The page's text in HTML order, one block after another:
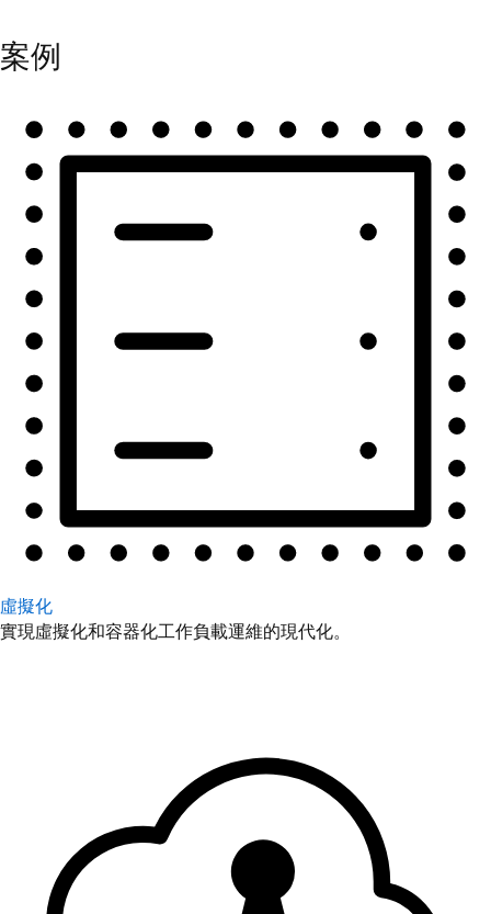
案例
虛擬化
實現虛擬化和容器化工作負載運維的現代化。